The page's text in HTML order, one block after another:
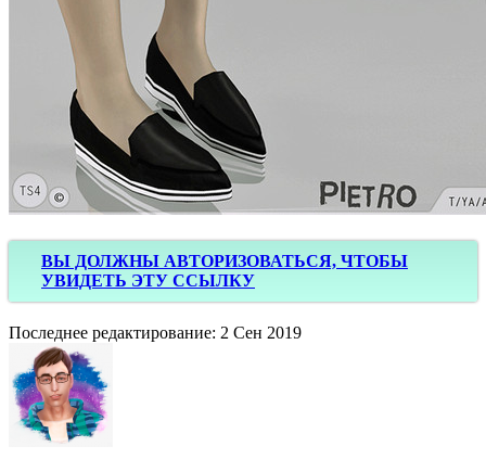
ВЫ ДОЛЖНЫ АВТОРИЗОВАТЬСЯ, ЧТОБЫ
УВИДЕТЬ ЭТУ ССЫЛКУ
Последнее редактирование: 2 Сен 2019